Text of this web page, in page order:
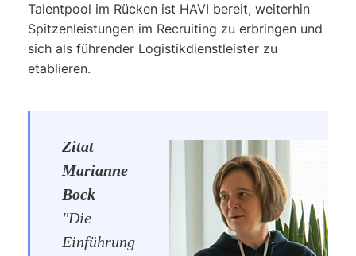
Talentpool im Rücken ist HAVI bereit, weiterhin
Spitzenleistungen im Recruiting zu erbringen und
sich als führender Logistikdienstleister zu
etablieren.
Zitat
Marianne
Bock
"Die
Einführung